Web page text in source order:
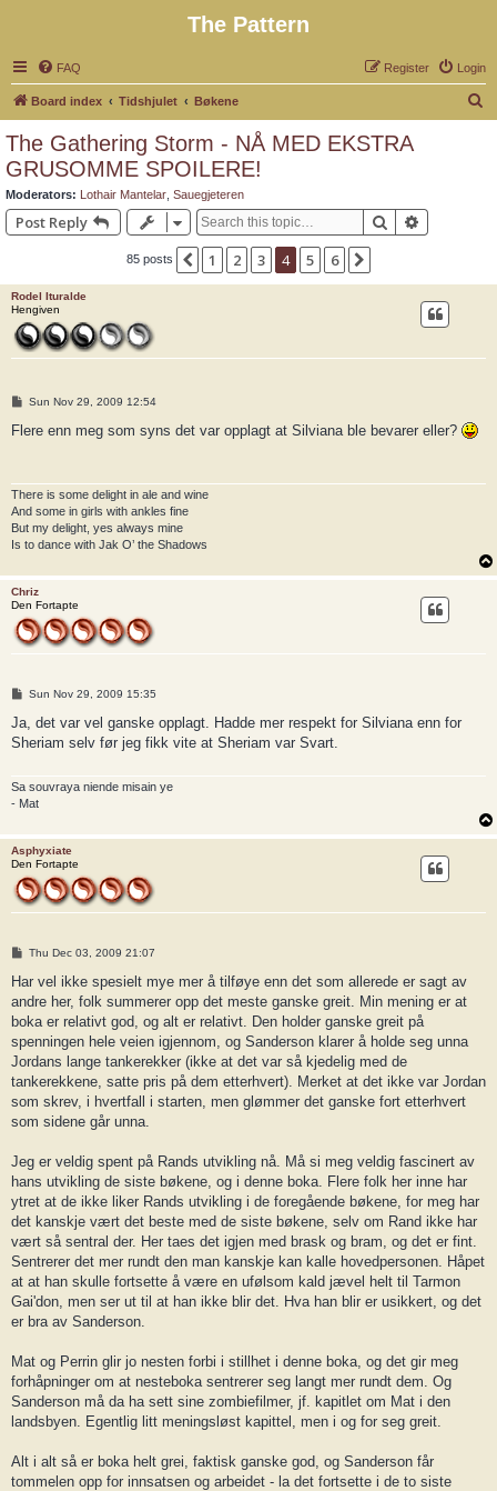
The Pattern
FAQ Login
Register
Board index Tidshjulet Bøkene
The Gathering Storm - NÅ MED EKSTRA
GRUSOMME SPOILERE!
Moderators: Lothair Mantelar Sauegjeteren
Post Reply Search
85 posts Previous
1 2 3 4 5 6
Rodel Ituralde
Hengiven
P
s
Sun Nov 29, 2009 12:54
Flere enn meg som syns det var opplagt at Silviana ble bevarer eller?
There is some delight in ale and wine
And some in girls with ankles fine
But my delight, yes always mine
Is to dance with Jak O’ the Shadows
Chriz
Den Fortapte
P
s
Sun Nov 29, 2009 15:35
Ja, det var vel ganske opplagt. Hadde mer respekt for Silviana enn for
Sheriam selv før jeg fikk vite at Sheriam var Svart.
Sa souvraya niende misain ye
- Mat
Asphyxiate
Den Fortapte
P
s
Thu Dec 03, 2009 21:07
Har vel ikke spesielt mye mer å tilføye enn det som allerede er sagt av
andre her, folk summerer opp det meste ganske greit. Min mening er at
boka er relativt god, og alt er relativt. Den holder ganske greit på
spenningen hele veien igjennom, og Sanderson klarer å holde seg unna
Jordans lange tankerekker (ikke at det var så kjedelig med de
tankerekkene, satte pris på dem etterhvert). Merket at det ikke var Jordan
som skrev, i hvertfall i starten, men glømmer det ganske fort etterhvert
som sidene går unna.
Jeg er veldig spent på Rands utvikling nå. Må si meg veldig fascinert av
hans utvikling de siste bøkene, og i denne boka. Flere folk her inne har
ytret at de ikke liker Rands utvikling i de foregående bøkene, for meg har
det kanskje vært det beste med de siste bøkene, selv om Rand ikke har
vært så sentral der. Her taes det igjen med brask og bram, og det er fint.
Sentrerer det mer rundt den man kanskje kan kalle hovedpersonen. Håpet
at at han skulle fortsette å være en ufølsom kald jævel helt til Tarmon
Gai'don, men ser ut til at han ikke blir det. Hva han blir er usikkert, og det
er bra av Sanderson.
Mat og Perrin glir jo nesten forbi i stillhet i denne boka, og det gir meg
forhåpninger om at nesteboka sentrerer seg langt mer rundt dem. Og
Sanderson må da ha sett sine zombiefilmer, jf. kapitlet om Mat i den
landsbyen. Egentlig litt meningsløst kapittel, men i og for seg greit.
Alt i alt så er boka helt grei, faktisk ganske god, og Sanderson får
tommelen opp for innsatsen og arbeidet - la det fortsette i de to siste